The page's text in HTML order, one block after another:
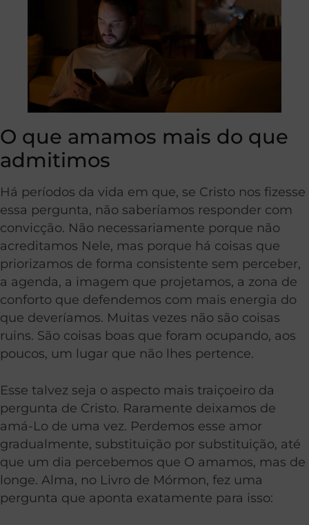
O que amamos mais do que
admitimos
Há períodos da vida em que, se Cristo nos fizesse
essa pergunta, não saberíamos responder com
convicção. Não necessariamente porque não
acreditamos Nele, mas porque há coisas que
priorizamos de forma consistente sem perceber,
a agenda, a imagem que projetamos, a zona de
conforto que defendemos com mais energia do
que deveríamos. Muitas vezes não são coisas
ruins. São coisas boas que foram ocupando, aos
poucos, um lugar que não lhes pertence.
Esse talvez seja o aspecto mais traiçoeiro da
pergunta de Cristo. Raramente deixamos de
amá-Lo de uma vez. Perdemos esse amor
gradualmente, substituição por substituição, até
que um dia percebemos que O amamos, mas de
longe. Alma, no Livro de Mórmon, fez uma
pergunta que aponta exatamente para isso: